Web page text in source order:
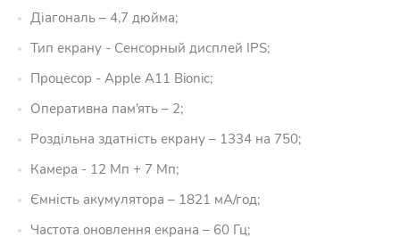
Діагональ – 4,7 дюйма;
Тип екрану - Сенсорный дисплей IPS;
Процесор - Apple A11 Bionic;
Оперативна пам'ять – 2;
Роздільна здатність екрану – 1334 на 750;
Камера - 12 Мп + 7 Мп;
Ємність акумулятора – 1821 мА/год;
Частота оновлення екрана – 60 Гц;